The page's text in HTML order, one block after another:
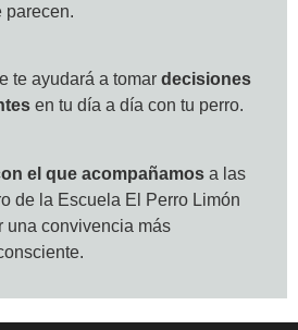
parecen.
te ayudará a tomar decisiones
en tu día a día con tu perro.
el que acompañamos a las
de la Escuela El Perro Limón
una convivencia más